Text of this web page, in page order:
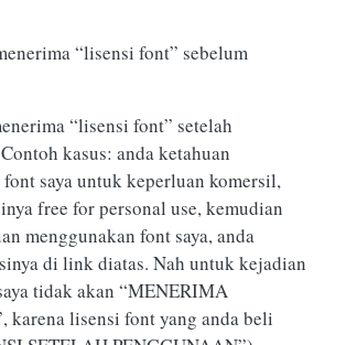
“lisensi font” sebelum
“lisensi font” setelah
kasus: anda ketahuan
saya untuk keperluan komersil,
free for personal use, kemudian
menggunakan font saya, anda
di link diatas. Nah untuk kejadian
tidak akan “MENERIMA
karena lisensi font yang anda beli